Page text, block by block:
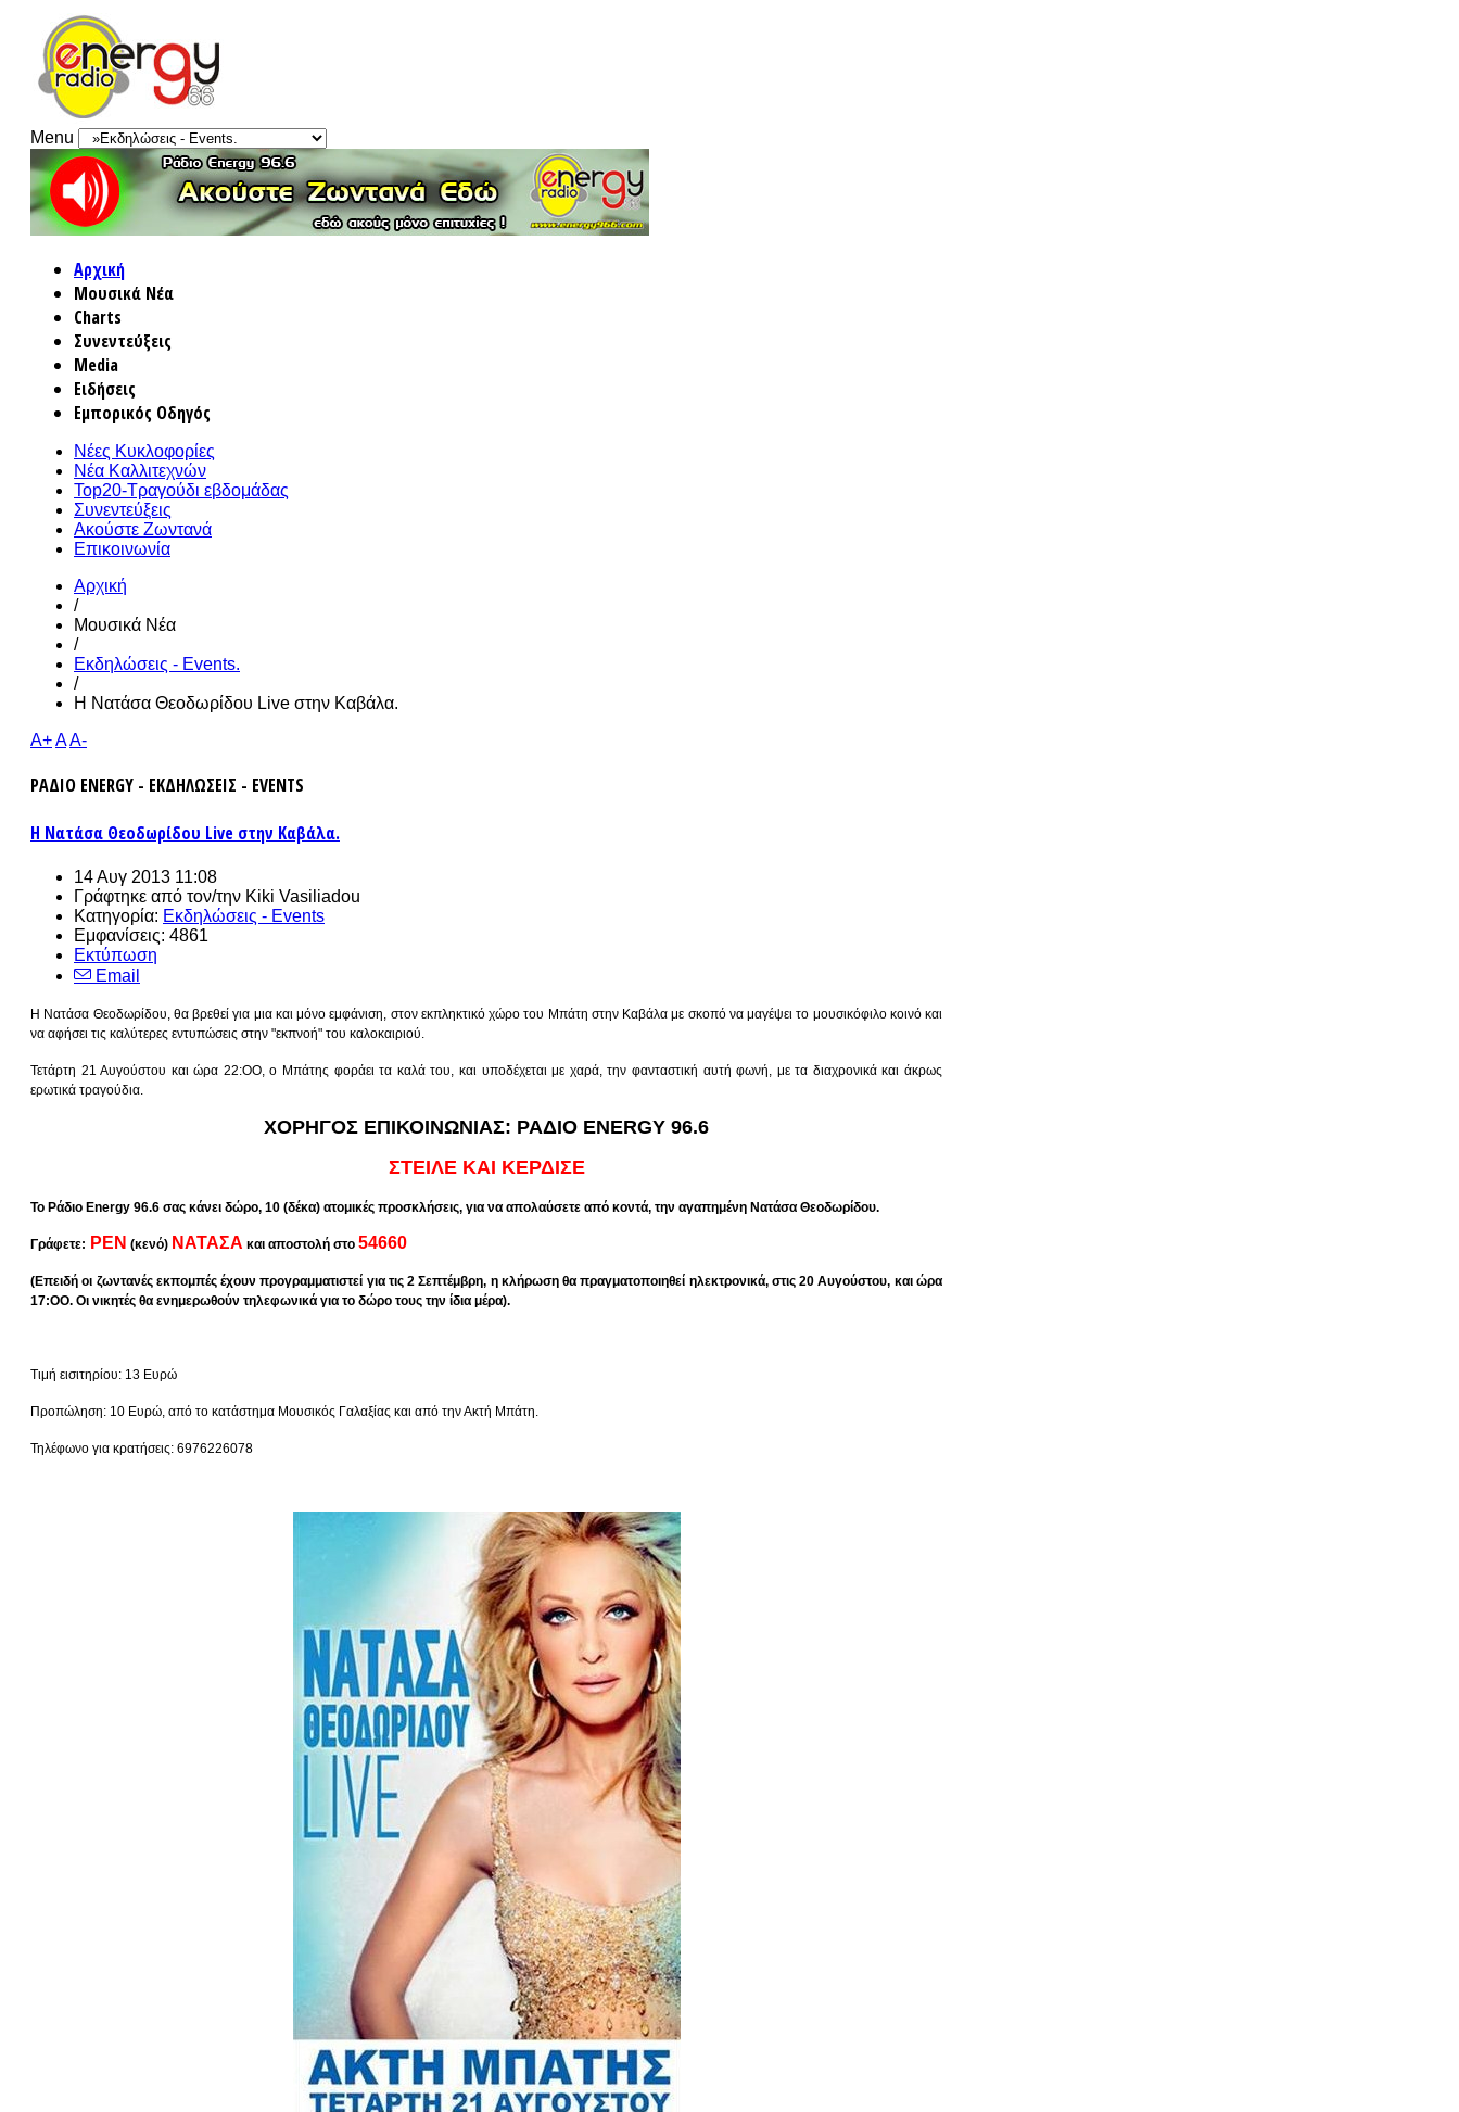
Menu
Αρχική
Μουσικά Νέα
Charts
Συνεντεύξεις
Media
Ειδήσεις
Εμπορικός Οδηγός
Νέες Κυκλοφορίες
Νέα Καλλιτεχνών
Top20-Τραγούδι εβδομάδας
Συνεντεύξεις
Ακούστε Ζωντανά
Επικοινωνία
Αρχική
/
Μουσικά Νέα
/
Εκδηλώσεις - Events.
/
Η Νατάσα Θεοδωρίδου Live στην Καβάλα.
A+AA-
ΡΑΔΙΟ ENERGY - ΕΚΔΗΛΩΣΕΙΣ - EVENTS
Η Νατάσα Θεοδωρίδου Live στην Καβάλα.
14 Αυγ 2013 11:08
Γράφτηκε από τον/την Kiki Vasiliadou
Κατηγορία: Εκδηλώσεις - Events
Εμφανίσεις: 4861
Εκτύπωση
Email
Η Νατάσα Θεοδωρίδου, θα βρεθεί για μια και μόνο εμφάνιση, στον εκπληκτικό χώρο του Μπάτη στην Καβάλα με σκοπό να μαγέψει το μουσικόφιλο κοινό και
να αφήσει τις καλύτερες εντυπώσεις στην "εκπνοή" του καλοκαιριού.
Τετάρτη 21 Αυγούστου και ώρα 22:ΟΟ, ο Μπάτης φοράει τα καλά του, και υποδέχεται με χαρά, την φανταστική αυτή φωνή, με τα διαχρονικά και άκρως
ερωτικά τραγούδια.
ΧΟΡΗΓΟΣ ΕΠΙΚΟΙΝΩΝΙΑΣ: ΡΑΔΙΟ ENERGY 96.6
ΣΤΕΙΛΕ ΚΑΙ ΚΕΡΔΙΣΕ
Το Ράδιο Energy 96.6 σας κάνει δώρο, 10 (δέκα) ατομικές προσκλήσεις, για να απολαύσετε από κοντά, την αγαπημένη Νατάσα Θεοδωρίδου.
Γράφετε: ΡΕΝ (κενό) ΝΑΤΑΣΑ και αποστολή στο 54660
(Eπειδή οι ζωντανές εκπομπές έχουν προγραμματιστεί για τις 2 Σεπτέμβρη, η κλήρωση θα πραγματοποιηθεί ηλεκτρονικά, στις 20 Αυγούστου, και ώρα
17:ΟΟ. Οι νικητές θα ενημερωθούν τηλεφωνικά για το δώρο τους την ίδια μέρα).
Τιμή εισιτηρίου: 13 Ευρώ
Προπώληση: 10 Ευρώ, από το κατάστημα Μουσικός Γαλαξίας και από την Ακτή Μπάτη.
Τηλέφωνο για κρατήσεις: 6976226078